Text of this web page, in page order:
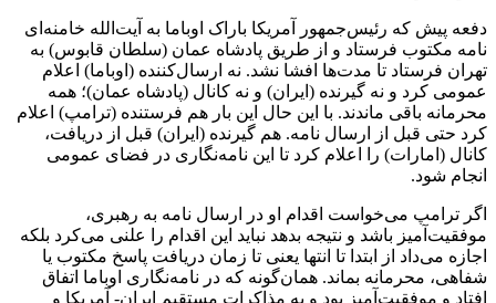
دفعه پیش که رئیس‌جمهور آمریکا باراک اوباما به آیت‌الله خامنه‌ای
نامه مکتوب فرستاد و از طریق پادشاه عمان (سلطان قابوس) به
تهران فرستاد تا مدت‌ها افشا نشد. نه ارسال‌کننده (اوباما) اعلام
عمومی کرد و نه گیرنده (ایران) و نه کانال (پادشاه عمان)؛ همه
محرمانه باقی ماندند. با این حال این بار هم فرستنده (ترامپ) اعلام
کرد حتی قبل از ارسال نامه. هم گیرنده (ایران) قبل از دریافت،
کانال (امارات) را اعلام کرد تا این نامه‌نگاری در فضای عمومی
انجام شود.
اگر ترامپ می‌خواست اقدام او در ارسال نامه به رهبری،
موفقیت‌آمیز باشد و نتیجه بدهد نباید این اقدام را علنی می‌کرد بلکه
اجازه می‌داد از ابتدا تا انتها یعنی تا زمان دریافت پاسخ مکتوب یا
شفاهی، محرمانه بماند. همان‌گونه که در نامه‌نگاری اوباما اتفاق
افتاد و موفقیت‌آمیز بود و به مذاکرات مستقیم ایران- آمریکا و